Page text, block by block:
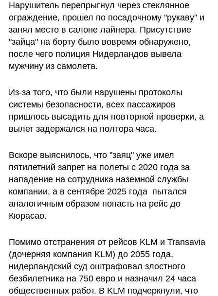
Нарушитель перепрыгнул через стеклянное
ограждение, прошел по посадочному "рукаву" и
занял место в салоне лайнера. Присутствие
"зайца" на борту было вовремя обнаружено,
после чего полиция Нидерландов вывела
мужчину из самолета.
Из-за того, что были нарушены протоколы
системы безопасности, всех пассажиров
пришлось высадить для повторной проверки, а
вылет задержался на полтора часа.
Вскоре выяснилось, что "заяц" уже имел
пятилетний запрет на полеты с 2020 года за
нападение на сотрудника наземной службы
компании, а в сентябре 2025 года  пытался
аналогичным образом попасть на рейс до
Кюрасао.
Помимо отстранения от рейсов KLM и Transavia
(дочерняя компания KLM) до 2055 года,
нидерландский суд оштрафовал злостного
безбилетника на 750 евро и назначил 24 часа
общественных работ. В KLM подчеркнули, что